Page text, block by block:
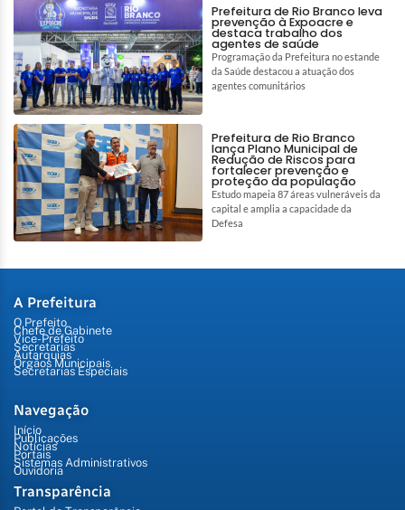
Prefeitura de Rio Branco leva
prevenção à Expoacre e
destaca trabalho dos
agentes de saúde
Programação da Prefeitura no estande
da Saúde destacou a atuação dos
agentes comunitários
Prefeitura de Rio Branco
lança Plano Municipal de
Redução de Riscos para
fortalecer prevenção e
proteção da população
Estudo mapeia 87 áreas vulneráveis da
capital e amplia a capacidade da
Defesa
A Prefeitura
O Prefeito
Chefe de Gabinete
Vice-Prefeito
Secretarias
Autarquias
Órgãos Municipais
Secretarias Especiais
Navegação
Início
Publicações
Notícias
Portais
Sistemas Administrativos
Ouvidoria
Transparência